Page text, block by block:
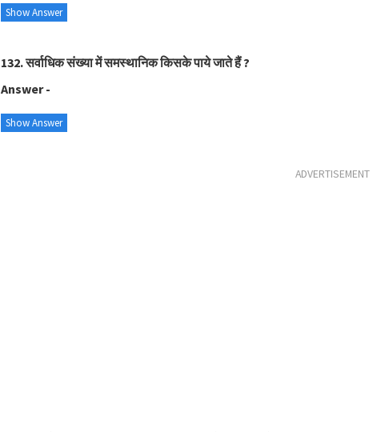
Show Answer
132. सर्वाधिक संख्या में समस्थानिक किसके पाये जाते हैं ?
Answer -
Show Answer
ADVERTISEMENT